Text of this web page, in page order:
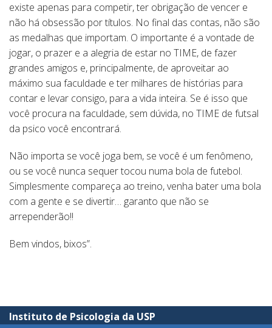
existe apenas para competir, ter obrigação de vencer e
não há obsessão por títulos. No final das contas, não são
as medalhas que importam. O importante é a vontade de
jogar, o prazer e a alegria de estar no TIME, de fazer
grandes amigos e, principalmente, de aproveitar ao
máximo sua faculdade e ter milhares de histórias para
contar e levar consigo, para a vida inteira. Se é isso que
você procura na faculdade, sem dúvida, no TIME de futsal
da psico você encontrará.
Não importa se você joga bem, se você é um fenômeno,
ou se você nunca sequer tocou numa bola de futebol.
Simplesmente compareça ao treino, venha bater uma bola
com a gente e se divertir… garanto que não se
arrependerão!!
Bem vindos, bixos”.
Instituto de Psicologia da USP